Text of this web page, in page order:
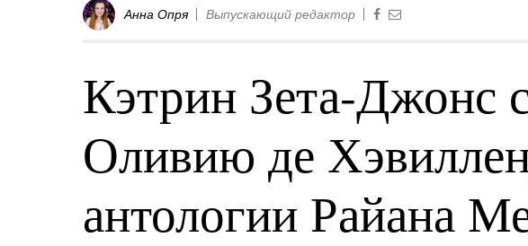
Анна Опря Выпускающий редактор
Кэтрин Зета-Джонс
Оливию де
антологии Райана